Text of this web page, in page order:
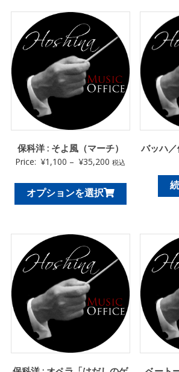
保科洋 : そよ風（マーチ）
Price: ¥1,100 – ¥35,200 税込
オプションを選択
バッハ